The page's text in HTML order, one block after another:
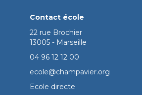
Contact école
22 rue Brochier
13005 - Marseille
04 96 12 12 00
ecole@champavier.org
Ecole directe